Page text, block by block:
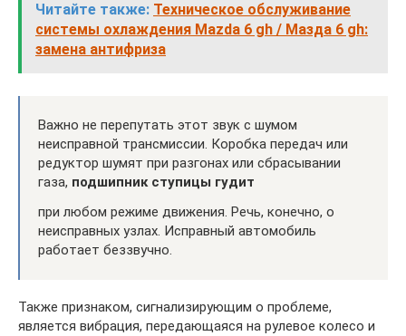
Читайте также: Техническое обслуживание
системы охлаждения Mazda 6 gh / Мазда 6 gh:
замена антифриза
Важно не перепутать этот звук с шумом
неисправной трансмиссии. Коробка передач или
редуктор шумят при разгонах или сбрасывании
газа, подшипник ступицы гудит
при любом режиме движения. Речь, конечно, о
неисправных узлах. Исправный автомобиль
работает беззвучно.
Также признаком, сигнализирующим о проблеме,
является вибрация, передающаяся на рулевое колесо и